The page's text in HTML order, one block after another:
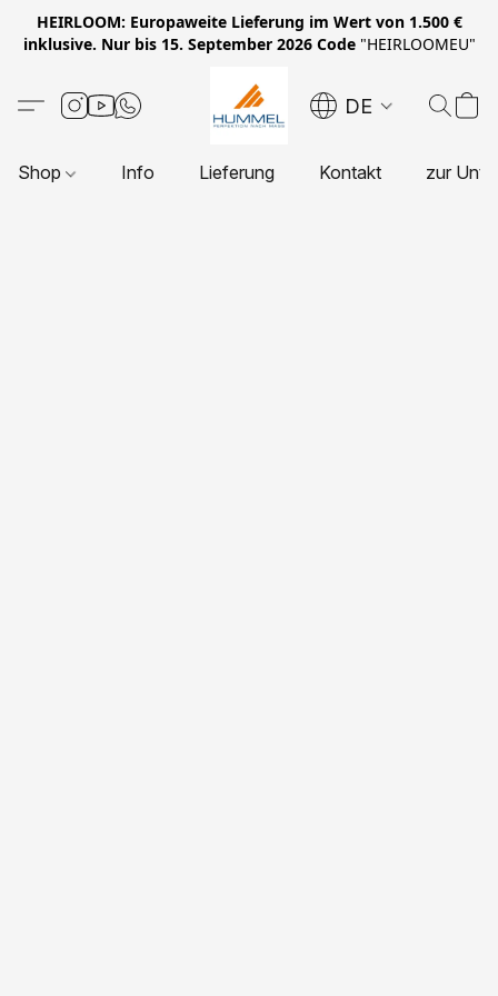
HEIRLOOM: Europaweite Lieferung im Wert von 1.500 €
inklusive. Nur bis 15. September 2026 Code"HEIRLOOMEU"
DE
Shop Info Lieferung Kontakt zur